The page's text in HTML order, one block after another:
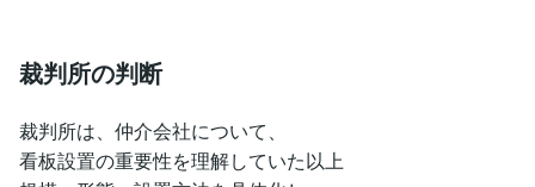
裁判所の判断
裁判所は、仲介会社について、
看板設置の重要性を理解していた以上